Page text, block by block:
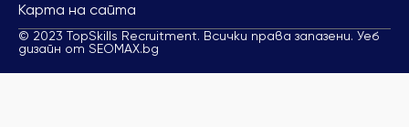
Карта на сайта
© 2023 TopSkills Recruitment. Всички права запазени. Уеб
дизайн от SEOMAX.bg